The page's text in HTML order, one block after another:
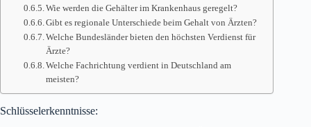
Wie werden die Gehälter im Krankenhaus geregelt?
Gibt es regionale Unterschiede beim Gehalt von Ärzten?
Welche Bundesländer bieten den höchsten Verdienst für
Ärzte?
Welche Fachrichtung verdient in Deutschland am
meisten?
Schlüsselerkenntnisse: